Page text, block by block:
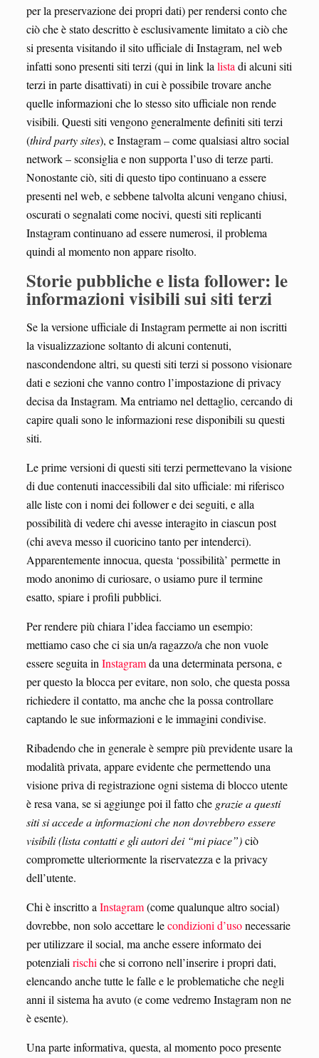
per la preservazione dei propri dati) per rendersi conto che
ciò che è stato descritto è esclusivamente limitato a ciò che
si presenta visitando il sito ufficiale di Instagram, nel web
infatti sono presenti siti terzi (qui in link la lista di alcuni siti
terzi in parte disattivati) in cui è possibile trovare anche
quelle informazioni che lo stesso sito ufficiale non rende
visibili. Questi siti vengono generalmente definiti siti terzi
(third party sites), e Instagram – come qualsiasi altro social
network – sconsiglia e non supporta l’uso di terze parti.
Nonostante ciò, siti di questo tipo continuano a essere
presenti nel web, e sebbene talvolta alcuni vengano chiusi,
oscurati o segnalati come nocivi, questi siti replicanti
Instagram continuano ad essere numerosi, il problema
quindi al momento non appare risolto.
Storie pubbliche e lista follower: le
informazioni visibili sui siti terzi
Se la versione ufficiale di Instagram permette ai non iscritti
la visualizzazione soltanto di alcuni contenuti,
nascondendone altri, su questi siti terzi si possono visionare
dati e sezioni che vanno contro l’impostazione di privacy
decisa da Instagram. Ma entriamo nel dettaglio, cercando di
capire quali sono le informazioni rese disponibili su questi
siti.
Le prime versioni di questi siti terzi permettevano la visione
di due contenuti inaccessibili dal sito ufficiale: mi riferisco
alle liste con i nomi dei follower e dei seguiti, e alla
possibilità di vedere chi avesse interagito in ciascun post
(chi aveva messo il cuoricino tanto per intenderci).
Apparentemente innocua, questa ‘possibilità’ permette in
modo anonimo di curiosare, o usiamo pure il termine
esatto, spiare i profili pubblici.
Per rendere più chiara l’idea facciamo un esempio:
mettiamo caso che ci sia un/a ragazzo/a che non vuole
essere seguita in Instagramda una determinata persona, e
per questo la blocca per evitare, non solo, che questa possa
richiedere il contatto, ma anche che la possa controllare
captando le sue informazioni e le immagini condivise.
Ribadendo che in generale è sempre più previdente usare la
modalità privata, appare evidente che permettendo una
visione priva di registrazione ogni sistema di blocco utente
è resa vana, se si aggiunge poi il fatto che grazie a questi
siti si accede a informazioni che non dovrebbero essere
visibili (lista contatti e gli autori dei “mi piace”)ciò
compromette ulteriormente la riservatezza e la privacy
dell’utente.
Chi è inscritto a Instagram(come qualunque altro social)
dovrebbe, non solo accettare lecondizioni d’usonecessarie
per utilizzare il social, ma anche essere informato dei
potenziali rischi che si corrono nell’inserire i propri dati,
elencando anche tutte le falle e le problematiche che negli
anni il sistema ha avuto (e come vedremo Instagram non ne
è esente).
Una parte informativa, questa, al momento poco presente